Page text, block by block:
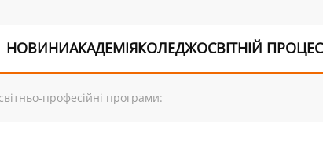
НОВИНИАКАДЕМІЯКОЛЕДЖОСВІТНІЙ ПРОЦЕС
професійні програми: